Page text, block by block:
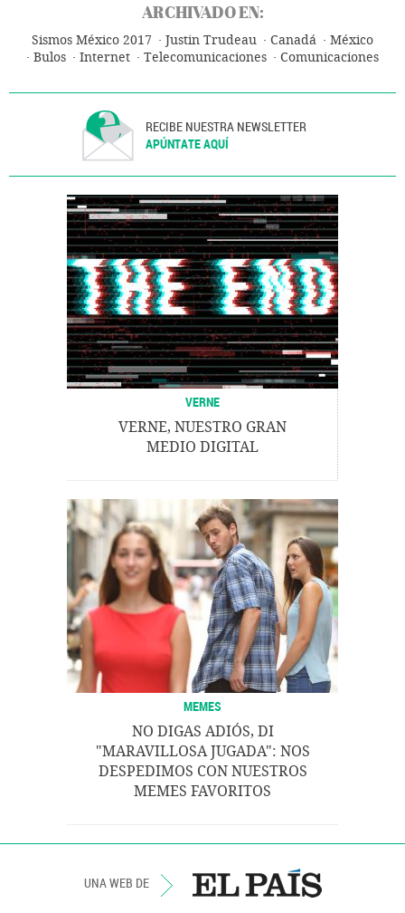
ARCHIVADO EN:
Sismos México 2017 Justin Trudeau Canadá
México
Bulos
Internet Telecomunicaciones Comunicaciones
RECIBE NUESTRA NEWSLETTER
APÚNTATE AQUÍ
VERNE
VERNE, NUESTRO GRAN
MEDIO DIGITAL
MEMES
NO DIGAS ADIÓS, DI
"MARAVILLOSA JUGADA": NOS
DESPEDIMOS CON NUESTROS
MEMES FAVORITOS
UNA WEB DE